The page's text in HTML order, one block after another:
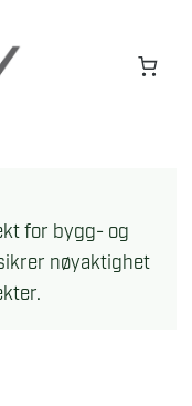
for bygg- og
nøyaktighet